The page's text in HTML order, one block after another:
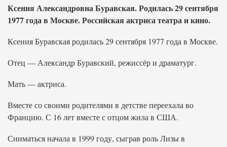
Ксения Александровна Буравская. Родилась 29 сентября
1977 года в Москве. Российская актриса театра и кино.
Ксения Буравская родилась 29 сентября 1977 года в Москве.
Отец — Александр Буравский, режиссёр и драматург.
Мать — актриса.
Вместе со своими родителями в детстве переехала во
Францию. С 16 лет вместе с отцом жила в США.
Сниматься начала в 1999 году, сыграв роль Лизы в